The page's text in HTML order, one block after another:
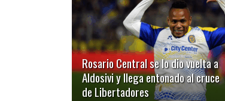
Rosario Central se lo dio vuelta a
Aldosivi y llega entonado al cruce
de Libertadores
LEER MÁS